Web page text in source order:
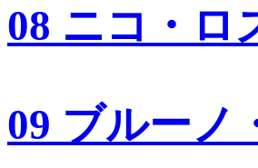
08 ニコ・ロ
09 ブルーノ